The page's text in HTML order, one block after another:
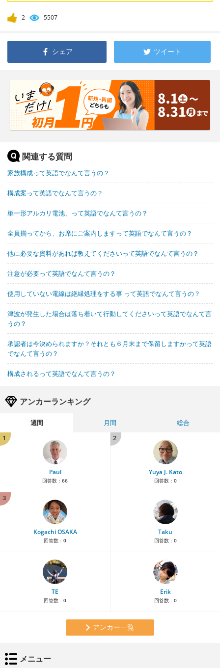
2 5507
シェア ツイート
関連する質問
家族構成って英語でなんて言うの？
構成案って英語でなんて言うの？
単一形アルカリ電池、って英語でなんて言うの？
全員揃ってから、お席にご案内しますって英語でなんて言うの？
他に必要な資料があれば教えてくださいって英語でなんて言うの？
注意が必要って英語でなんて言うの？
使用していない電線は絶縁処理をする事 って英語でなんて言うの？
津波が発生した場合は落ち着いて行動してくださいって英語でなんて言
うの？
承認者は今決められますか？それとも６月末まで保留しますかって英語
でなんて言うの？
構成されるって英語でなんて言うの？
アンカーランキング
週間 月間
総合
1
Paul
回答数： 66
2
Yuya J. Kato
回答数： 0
3
Kogachi OSAKA
回答数： 0
Taku
回答数： 0
TE
回答数： 0
Erik
回答数： 0
アンカー一覧
メニュー